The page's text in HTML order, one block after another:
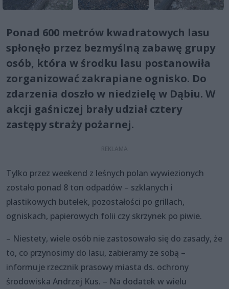
Ponad 600 metrów kwadratowych lasu
spłonęło przez bezmyślną zabawę grupy
osób, która w środku lasu postanowiła
zorganizować zakrapiane ognisko. Do
zdarzenia doszło w niedzielę w Dąbiu. W
akcji gaśniczej brały udział cztery
zastępy straży pożarnej.
Tylko przez weekend z leśnych polan wywiezionych
zostało ponad 8 ton odpadów – szklanych i
plastikowych butelek, pozostałości po grillach,
ogniskach, papierowych folii czy skrzynek po piwie.
– Niestety, wiele osób nie zastosowało się do zasady, że
to, co przynosimy do lasu, zabieramy ze sobą –
informuje rzecznik prasowy miasta ds. ochrony
środowiska Andrzej Kus. – Na dodatek w wielu